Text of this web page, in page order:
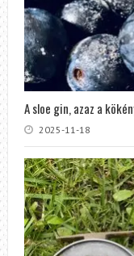
A sloe gin, azaz a
2025-11-18